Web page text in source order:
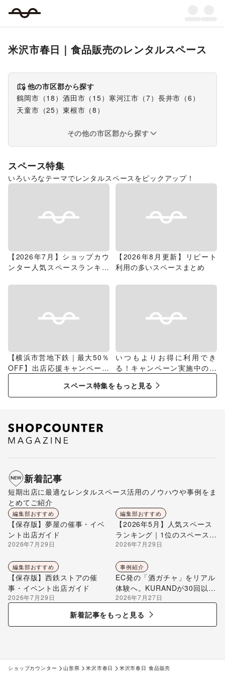
米沢市春日 ｜食品販売のレンタルスペース
他の市区郡から探す
鶴岡市 （18 ） 酒田市 （ 15） 寒河江市 （7） 長井市 （6 ）
天童市 （25） 東根市 （8 ）
その他の市区郡から探す
スペース特集
いろいろなテーマでレンタルスペースをピックアップ！
【2026年7月】ショップカウ
ンター人気スペースランキン
【2026年8月更新】リピート
利用の多いスペースまとめ
【横浜市営地下鉄｜最大50％
OFF】出店応援キャンペーン
特集
いつもよりお得に利用でき
る！キャンペーン実施中のス
スペース特集をもっと見る
新着記事
短期出店に最適なレンタルスペース活用のノウハウや事例をま
とめてご紹介
編集部おすすめ
【保存版】夢屋の催事・イベ
ント出店ガイド
2026年7月29日
編集部おすすめ
【2026年5月】人気スペース
ランキング｜1位のスペースを
編集部が解説
2026年7月29日
編集部おすすめ
【保存版】西鉄ストアの催
事・イベント出店ガイド
2026年7月29日
事例紹介
EC発の「酒ガチャ」をリアル
体験へ。KURANDが30回以上
のポップアップ出店で届け
る“新しいお酒との出会い”
2026年7月27日
新着記事をもっと見る
ショップカウンター 山形県 米沢市春日 米沢市春日 食品販売